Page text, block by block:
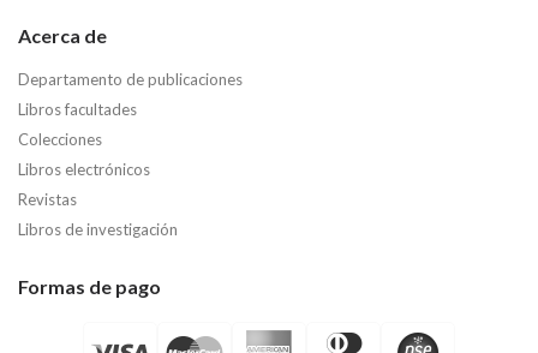
Acerca de
Departamento de publicaciones
Libros facultades
Colecciones
Libros electrónicos
Revistas
Libros de investigación
Formas de pago